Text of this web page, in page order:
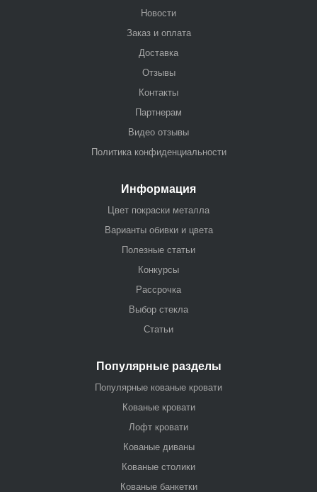
Новости
Заказ и оплата
Доставка
Отзывы
Контакты
Партнерам
Видео отзывы
Политика конфиденциальности
Информация
Цвет покраски металла
Варианты обивки и цвета
Полезные статьи
Конкурсы
Рассрочка
Выбор стекла
Статьи
Популярные разделы
Популярные кованые кровати
Кованые кровати
Лофт кровати
Кованые диваны
Кованые столики
Кованые банкетки